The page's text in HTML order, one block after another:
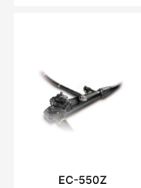
EC-550Z